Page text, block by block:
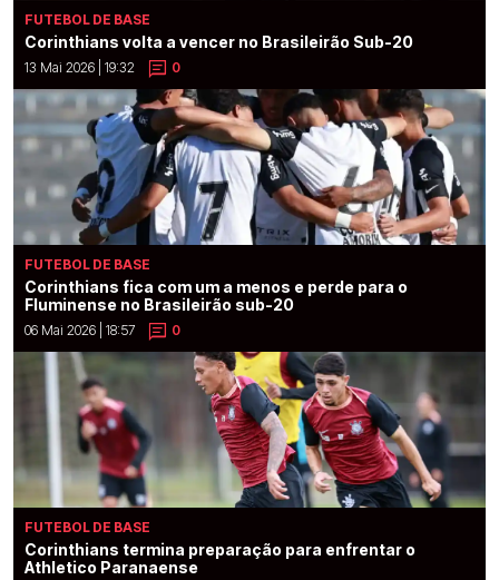
FUTEBOL DE BASE
Corinthians volta a vencer no Brasileirão Sub-20
13 Mai 2026 | 19:32 0
FUTEBOL DE BASE
Corinthians fica com um a menos e perde para o
Fluminense no Brasileirão sub-20
06 Mai 2026 | 18:57 0
FUTEBOL DE BASE
Corinthians termina preparação para enfrentar o
Athletico Paranaense